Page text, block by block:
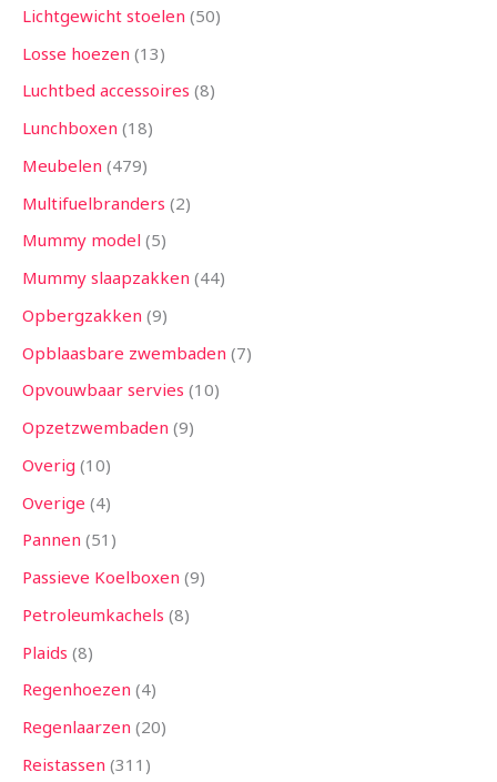
Lichtgewicht stoelen 50
Losse hoezen 13
Luchtbed accessoires 8
Lunchboxen 18
Meubelen 479
Multifuelbranders 2
Mummy model 5
Mummy slaapzakken 44
Opbergzakken 9
Opblaasbare zwembaden 7
Opvouwbaar servies 10
Opzetzwembaden 9
Overig 10
Overige 4
Pannen 51
Passieve Koelboxen 9
Petroleumkachels 8
Plaids 8
Regenhoezen 4
Regenlaarzen 20
Reistassen 311